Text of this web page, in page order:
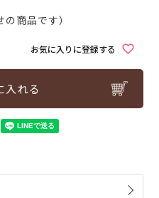
商品です）
お気に入りに登録する
入れる